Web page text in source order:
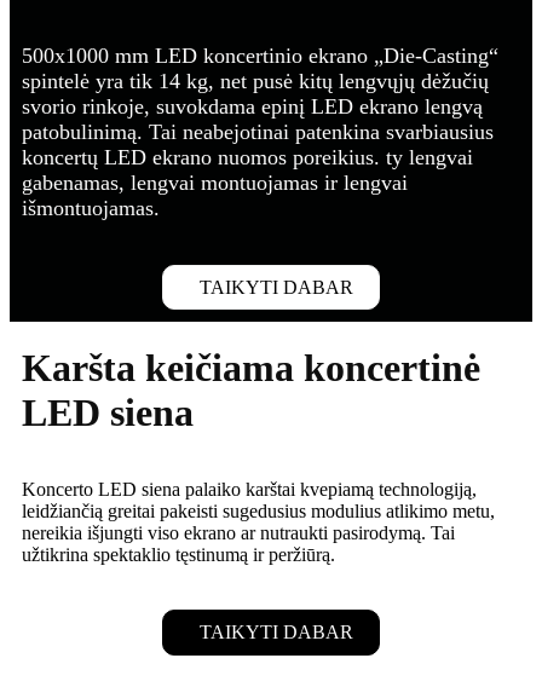
500x1000 mm LED koncertinio ekrano „Die-Casting“
spintelė yra tik 14 kg, net pusė kitų lengvųjų dėžučių
svorio rinkoje, suvokdama epinį LED ekrano lengvą
patobulinimą. Tai neabejotinai patenkina svarbiausius
koncertų LED ekrano nuomos poreikius. ty lengvai
gabenamas, lengvai montuojamas ir lengvai
išmontuojamas.
TAIKYTI DABAR
Karšta keičiama koncertinė
LED siena
Koncerto LED siena palaiko karštai kvepiamą technologiją,
leidžiančią greitai pakeisti sugedusius modulius atlikimo metu,
nereikia išjungti viso ekrano ar nutraukti pasirodymą. Tai
užtikrina spektaklio tęstinumą ir peržiūrą.
TAIKYTI DABAR